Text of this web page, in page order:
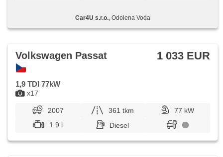
Car4U s.r.o. , Odolena Voda
x17
Volkswagen Passat 1 033 EUR
1,9 TDI 77kW
2007 361 tkm
77 kW
1.9 l
Diesel